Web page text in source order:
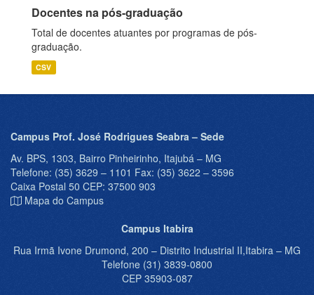
Docentes na pós-graduação
Total de docentes atuantes por programas de pós-
graduação.
CSV
Campus Prof. José Rodrigues Seabra – Sede
Av. BPS, 1303, Bairro Pinheirinho, Itajubá – MG
Telefone: (35) 3629 – 1101 Fax: (35) 3622 – 3596
Caixa Postal 50 CEP: 37500 903
Mapa do Campus
Campus Itabira
Rua Irmã Ivone Drumond, 200 – Distrito Industrial II,Itabira – MG
Telefone (31) 3839-0800
CEP 35903-087